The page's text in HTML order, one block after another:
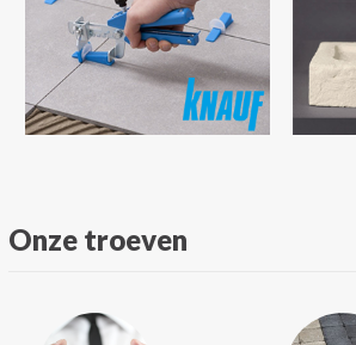
Onze troeven